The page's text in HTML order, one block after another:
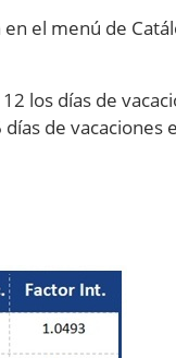
el menú de
los días de
de vacaciones